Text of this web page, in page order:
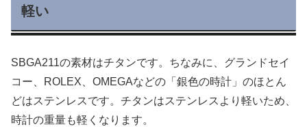
軽い
SBGA211の素材はチタンです。ちなみに、グランドセイ
コー、ROLEX、OMEGAなどの「銀色の時計」のほとん
どはステンレスです。チタンはステンレスより軽いため、
時計の重量も軽くなります。